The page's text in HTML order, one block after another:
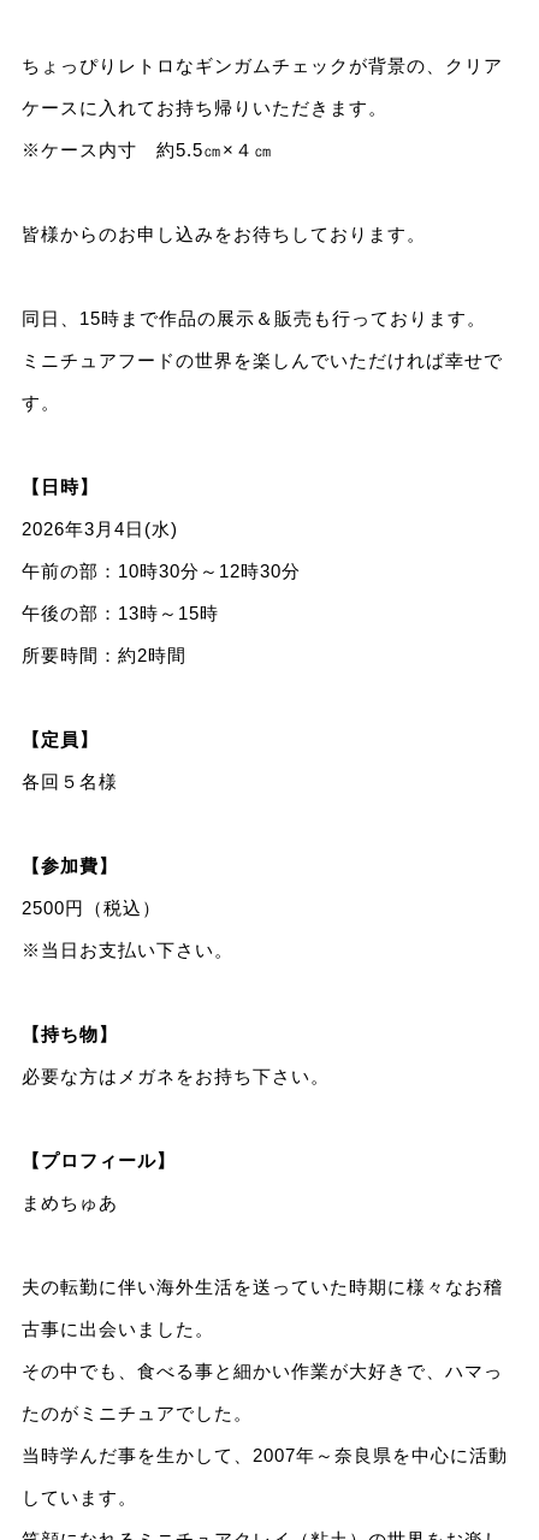
ちょっぴりレトロなギンガムチェックが背景の、クリア
ケースに入れてお持ち帰りいただきます。
※ケース内寸 約5.5㎝×４㎝
皆様からのお申し込みをお待ちしております。
同日、15時まで作品の展示＆販売も行っております。
ミニチュアフードの世界を楽しんでいただければ幸せで
す。
【日時】
2026年3月4日(水)
午前の部：10時30分～12時30分
午後の部：13時～15時
所要時間：約2時間
【定員】
各回５名様
【参加費】
2500円（税込）
※当日お支払い下さい。
【持ち物】
必要な方はメガネをお持ち下さい。
【プロフィール】
まめちゅあ
夫の転勤に伴い海外生活を送っていた時期に様々なお稽
古事に出会いました。
その中でも、食べる事と細かい作業が大好きで、ハマっ
たのがミニチュアでした。
当時学んだ事を生かして、2007年～奈良県を中心に活動
しています。